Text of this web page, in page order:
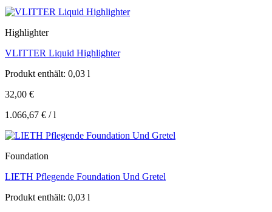
Highlighter
VLITTER Liquid Highlighter
Produkt enthält: 0,03 l
32,00 €
1.066,67 € /l
Foundation
LIETH Pflegende Foundation Und Gretel
Produkt enthält: 0,03 l